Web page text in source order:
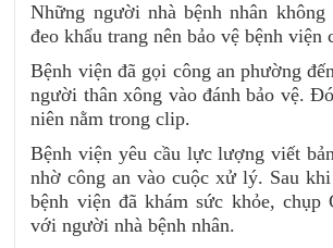
Những người nhà bệnh nhân không
đeo khẩu trang nên bảo vệ bệnh viện
Bệnh viện đã gọi công an phường
người thân xông vào đánh bảo vệ.
niên nằm trong clip.
Bệnh viện yêu cầu lực lượng viết
nhờ công an vào cuộc xử lý. Sau
bệnh viện đã khám sức khỏe, chụp
với người nhà bệnh nhân.